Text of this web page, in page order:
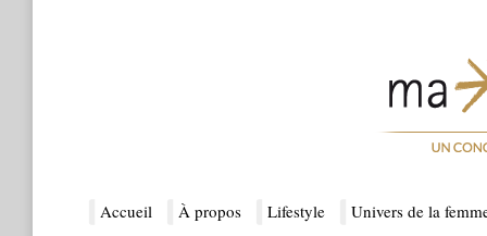
Aller au contenu principal
Aller au contenu secondaire
Accueil À propos Lifestyle Univers de la